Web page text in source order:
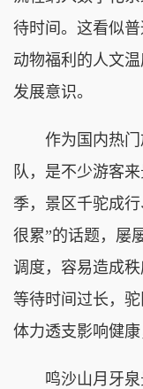
待时间。这看似
动物福利的人文
发展意识。
作为国内热门
队，是不少游客
季，景区千驼成
很累”的话题，屡
调度，容易造成
等待时间过长，
体力透支影响健康
鸣沙山月牙泉